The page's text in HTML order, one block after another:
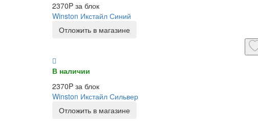
2370P за блок
Winston Икстайл Синий
Отложить в магазине
В наличии
2370P за блок
Winston Икстайл Сильвер
Отложить в магазине